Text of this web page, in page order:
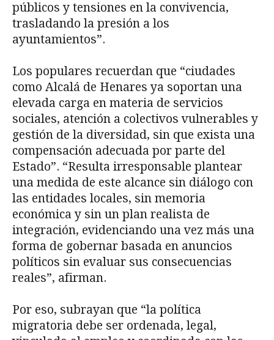
públicos y tensiones en la convivencia,
trasladando la presión a los
ayuntamientos”.
Los populares recuerdan que “ciudades
como Alcalá de Henares ya soportan una
elevada carga en materia de servicios
sociales, atención a colectivos vulnerables y
gestión de la diversidad, sin que exista una
compensación adecuada por parte del
Estado”. “Resulta irresponsable plantear
una medida de este alcance sin diálogo con
las entidades locales, sin memoria
económica y sin un plan realista de
integración, evidenciando una vez más una
forma de gobernar basada en anuncios
políticos sin evaluar sus consecuencias
reales”, afirman.
Por eso, subrayan que “la política
migratoria debe ser ordenada, legal,